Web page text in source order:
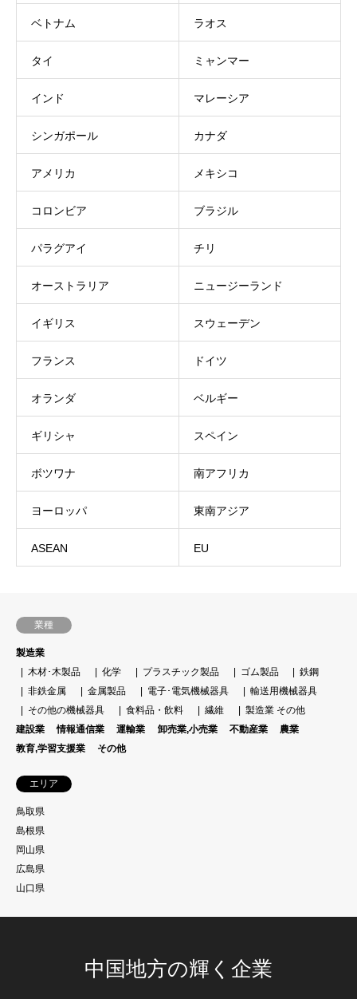
ベトナム ラオス
タイ ミャンマー
インド マレーシア
シンガポール カナダ
アメリカ メキシコ
コロンビア ブラジル
パラグアイ チリ
オーストラリア ニュージーランド
イギリス スウェーデン
フランス ドイツ
オランダ ベルギー
ギリシャ スペイン
ボツワナ 南アフリカ
ヨーロッパ 東南アジア
ASEAN EU
業種
製造業
木材･木製品
化学 プラスチック製品 ゴム製品
鉄鋼
非鉄金属
金属製品 電子･電気機械器具
輸送用機械器具
その他の機械器具
食料品・飲料 繊維
製造業 その他
建設業
情報通信業 運輸業 卸売業,小売業 不動産業
農業
教育,学習支援業
その他
エリア
鳥取県
島根県
岡山県
広島県
山口県
中国地方の輝く企業